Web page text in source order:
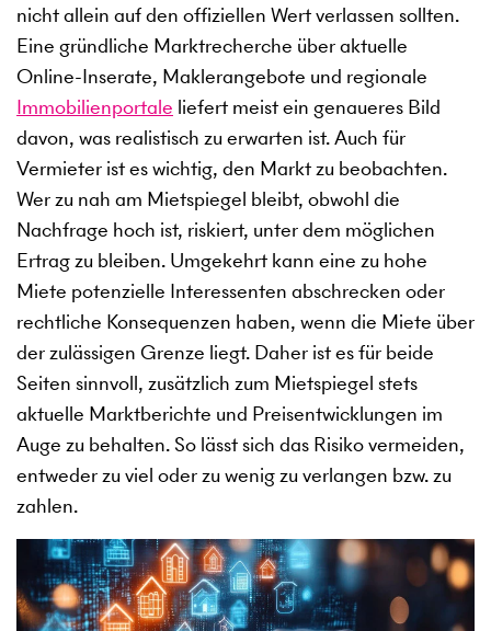
nicht allein auf den offiziellen Wert verlassen sollten.
Eine gründliche Marktrecherche über aktuelle
Online-Inserate, Maklerangebote und regionale
Immobilienportale liefert meist ein genaueres Bild
davon, was realistisch zu erwarten ist. Auch für
Vermieter ist es wichtig, den Markt zu beobachten.
Wer zu nah am Mietspiegel bleibt, obwohl die
Nachfrage hoch ist, riskiert, unter dem möglichen
Ertrag zu bleiben. Umgekehrt kann eine zu hohe
Miete potenzielle Interessenten abschrecken oder
rechtliche Konsequenzen haben, wenn die Miete über
der zulässigen Grenze liegt. Daher ist es für beide
Seiten sinnvoll, zusätzlich zum Mietspiegel stets
aktuelle Marktberichte und Preisentwicklungen im
Auge zu behalten. So lässt sich das Risiko vermeiden,
entweder zu viel oder zu wenig zu verlangen bzw. zu
zahlen.